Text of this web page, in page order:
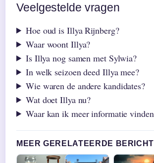
Veelgestelde vragen
Hoe oud is Illya Rijnberg?
Waar woont Illya?
Is Illya nog samen met Sylwia?
In welk seizoen deed Illya mee?
Wie waren de andere kandidates?
Wat doet Illya nu?
Waar kan ik meer informatie
MEER GERELATEERDE